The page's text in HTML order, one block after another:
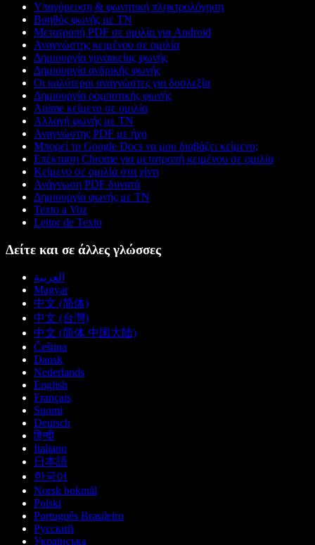
Υπαγόρευση & φωνητική πληκτρολόγηση
Βοηθός φωνής με ΤΝ
Μετατροπή PDF σε ομιλία για Android
Αναγνώστης κειμένου σε ομιλία
Δημιουργία γυναικείας φωνής
Δημιουργία ανδρικής φωνής
Οι καλύτεροι αναγνώστες για δυσλεξία
Δημιουργία ρομποτικής φωνής
Anime κείμενο σε ομιλία
Αλλαγή φωνής με ΤΝ
Αναγνώστης PDF με ήχο
Μπορεί το Google Docs να μου διαβάζει κείμενο;
Επέκταση Chrome για μετατροπή κειμένου σε ομιλία
Κείμενο σε ομιλία στα χίντι
Ανάγνωση PDF δυνατά
Δημιουργία φωνής με ΤΝ
Texto a Voz
Leitor de Texto
Δείτε και σε άλλες γλώσσες
العربية
Magyar
中文 (简体)
中文 (台灣)
中文 (简体 中国大陆)
Čeština
Dansk
Nederlands
English
Français
Suomi
Deutsch
हिन्दी
Italiano
日本語
한국어
Norsk bokmål
Polski
Português Brasileiro
Русский
Українська